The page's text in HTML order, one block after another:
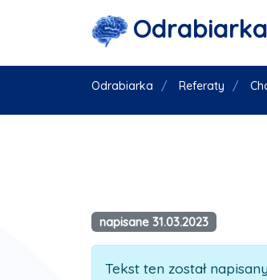
Odrabiarka
Odrabiarka Referaty
napisane 31.03.2023
Tekst ten został